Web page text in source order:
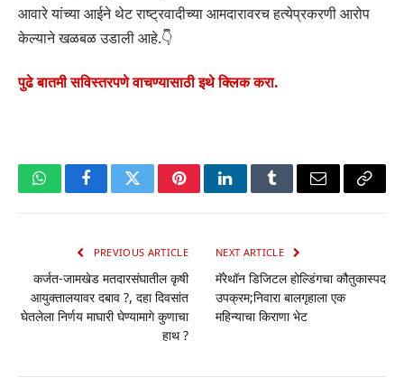
आवारे यांच्या आईने थेट राष्ट्रवादीच्या आमदारावरच हत्येप्रकरणी आरोप
केल्याने खळबळ उडाली आहे.👇
पुढे बातमी सविस्तरपणे वाचण्यासाठी इथे क्लिक करा.
WhatsAppFacebookTwitterPinterestLinkedInTumblrEmail Copy
PREVIOUS ARTICLE
कर्जत-जामखेड मतदारसंघातील कृषी
आयुक्तालयावर दबाव ?, दहा दिवसांत
घेतलेला निर्णय माघारी घेण्यामागे कुणाचा
हाथ ?
NEXT ARTICLE
मॅरेथॉन डिजिटल होल्डिंगचा कौतुकास्पद
उपक्रम;निवारा बालगृहाला एक
महिन्याचा किराणा भेट